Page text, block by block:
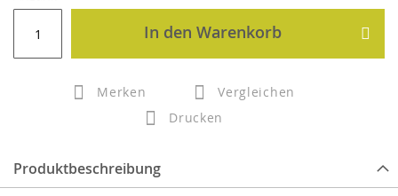
In den Warenkorb
Merken
Vergleichen
Drucken
Produktbeschreibung